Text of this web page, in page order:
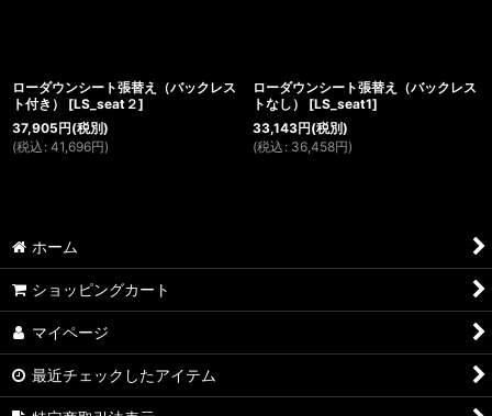
ローダウンシート張替え（バックレス
ト付き）
[LS_seat２]
37,905円(税別)
(税込 : 41,696円)
ローダウンシート張替え（バックレス
トなし）
[LS_seat1]
33,143円(税別)
(税込 : 36,458円)
ホーム
ショッピングカート
マイページ
最近チェックしたアイテム